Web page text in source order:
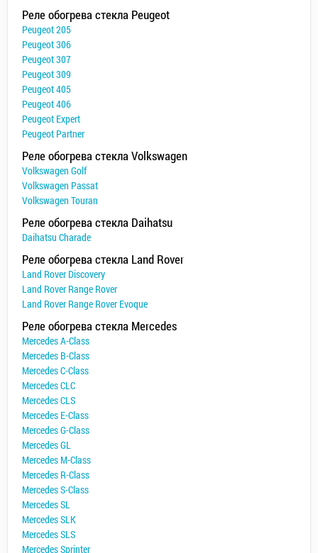
Реле обогрева стекла Peugeot
Peugeot 205
Peugeot 306
Peugeot 307
Peugeot 309
Peugeot 405
Peugeot 406
Peugeot Expert
Peugeot Partner
Реле обогрева стекла Volkswagen
Volkswagen Golf
Volkswagen Passat
Volkswagen Touran
Реле обогрева стекла Daihatsu
Daihatsu Charade
Реле обогрева стекла Land Rover
Land Rover Discovery
Land Rover Range Rover
Land Rover Range Rover Evoque
Реле обогрева стекла Mercedes
Mercedes A-Class
Mercedes B-Class
Mercedes C-Class
Mercedes CLC
Mercedes CLS
Mercedes E-Class
Mercedes G-Class
Mercedes GL
Mercedes M-Class
Mercedes R-Class
Mercedes S-Class
Mercedes SL
Mercedes SLK
Mercedes SLS
Mercedes Sprinter